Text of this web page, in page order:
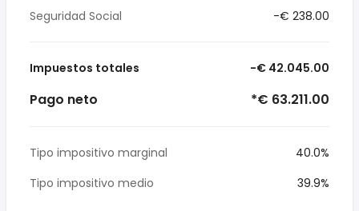
Seguridad Social -€ 238.00
Impuestos totales -€ 42.045.00
Pago neto *€ 63.211.00
Tipo impositivo marginal
40.0%
Tipo impositivo medio
39.9%